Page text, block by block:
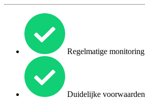
Regelmatige monitoring
Duidelijke voorwaarden